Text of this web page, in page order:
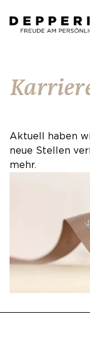
Aktuell haben
neue Stellen
mehr.